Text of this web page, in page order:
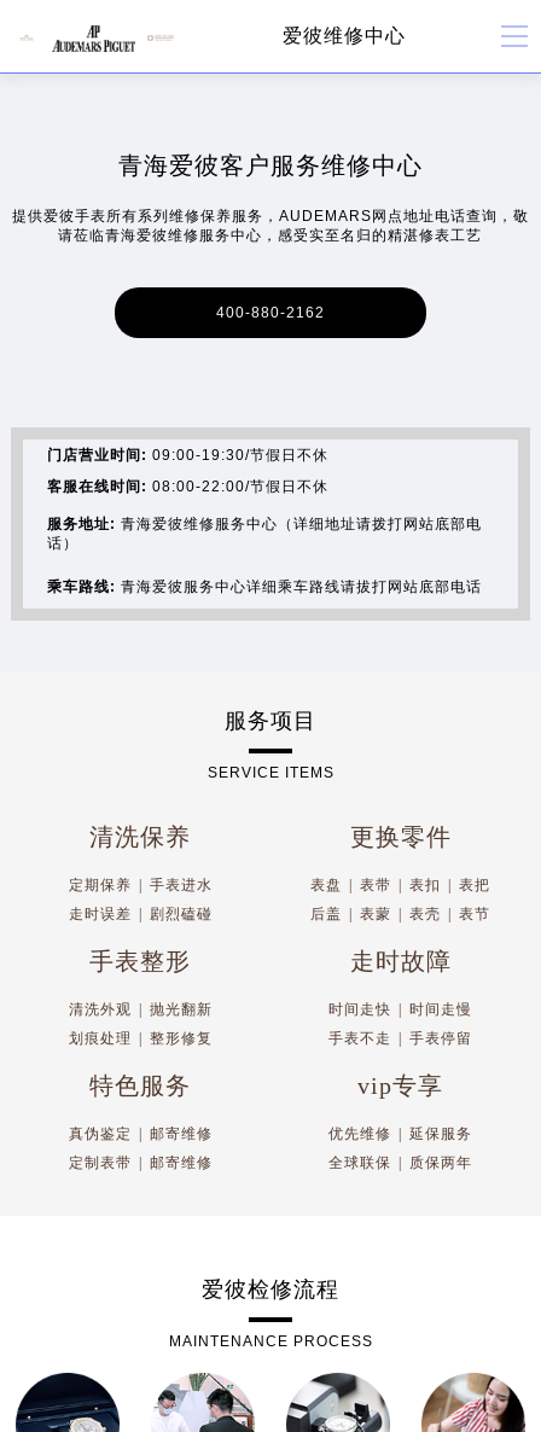
爱彼维修中心
青海爱彼客户服务维修中心
提供爱彼手表所有系列维修保养服务，AUDEMARS网点地址电话查询，敬
请莅临青海爱彼维修服务中心，感受实至名归的精湛修表工艺
400-880-2162
门店营业时间: 09:00-19:30/节假日不休
客服在线时间: 08:00-22:00/节假日不休
服务地址: 青海爱彼维修服务中心（详细地址请拨打网站底部电
话）
乘车路线: 青海爱彼服务中心详细乘车路线请拔打网站底部电话
服务项目
SERVICE ITEMS
清洗保养
定期保养
手表进水
走时误差
剧烈磕碰
更换零件
表盘 表带 表扣
表把
后盖
表蒙 表壳 表节
手表整形
清洗外观
抛光翻新
划痕处理
整形修复
走时故障
时间走快
时间走慢
手表不走
手表停留
特色服务
真伪鉴定
邮寄维修
定制表带
邮寄维修
vip专享
优先维修
延保服务
全球联保
质保两年
爱彼检修流程
MAINTENANCE PROCESS